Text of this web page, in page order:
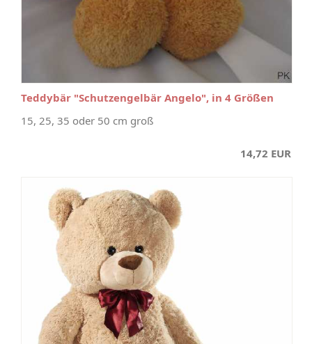
Teddybär "Schutzengelbär Angelo", in 4 Größen
15, 25, 35 oder 50 cm groß
14,72 EUR